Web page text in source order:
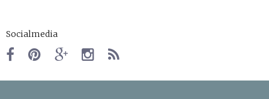
Socialmedia